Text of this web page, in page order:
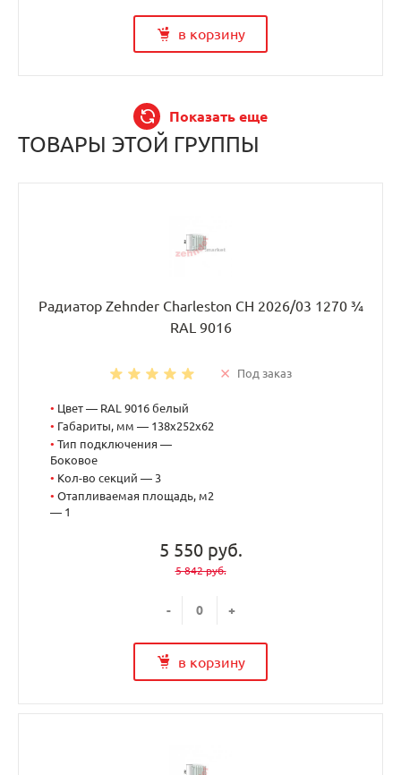
в корзину
Показать еще
ТОВАРЫ ЭТОЙ ГРУППЫ
Радиатор Zehnder Charleston CH 2026/03 1270 ¾
RAL 9016
Под заказ
• Цвет — RAL 9016 белый
• Габариты, мм — 138x252x62
• Тип подключения —
Боковое
• Кол-во секций — 3
• Отапливаемая площадь, м2
— 1
5 550 руб.
5 842 руб.
- +
в корзину